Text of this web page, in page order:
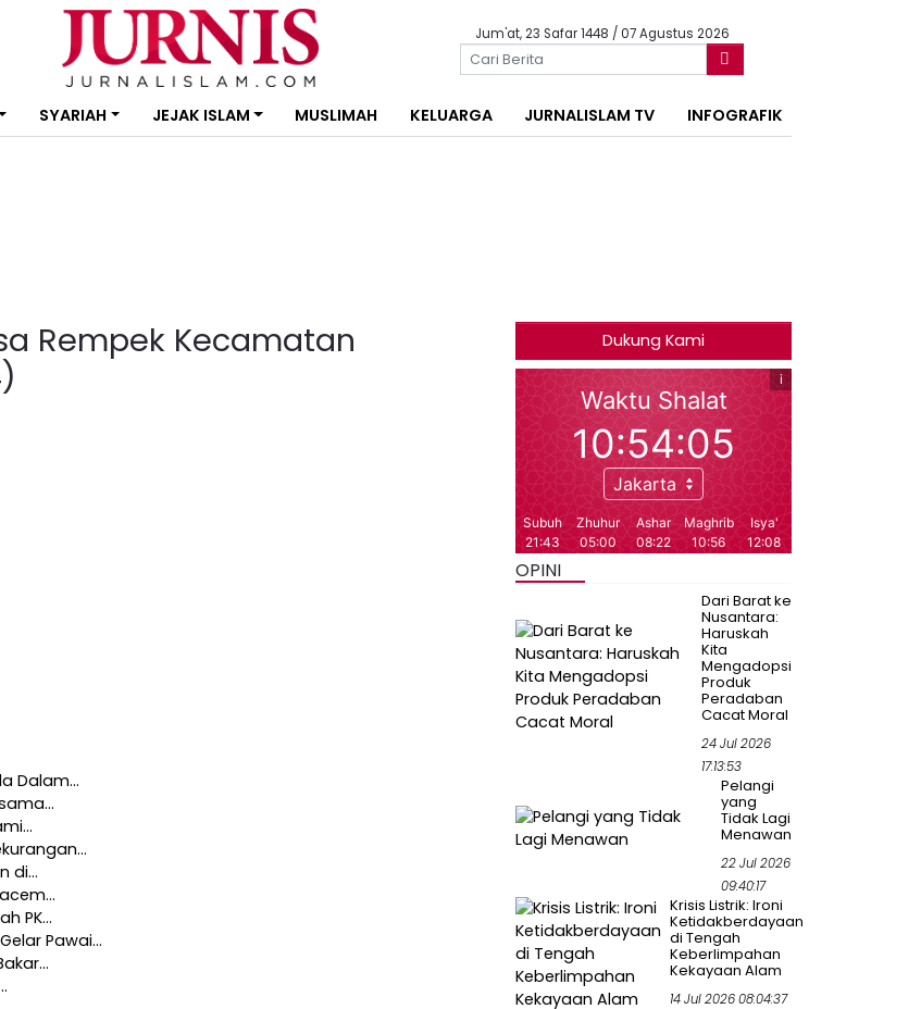
Jum'at, 23 Safar 1448 / 07 Agustus 2026
SYARIAH JEJAK ISLAM MUSLIMAH KELUARGA JURNALISLAM TV INFOGRAFIK
Rempek Kecamatan
Dalam…
di…
PK…
Pawai…
Dukung Kami
OPINI
Dari Barat ke
Nusantara:
Haruskah
Kita
Mengadopsi
Produk
Peradaban
Cacat Moral
24 Jul 2026
17:13:53
Pelangi
yang
Tidak Lagi
Menawan
22 Jul 2026
09:40:17
Krisis Listrik: Ironi
Ketidakberdayaan
di Tengah
Keberlimpahan
Kekayaan Alam
14 Jul 2026 08:04:37